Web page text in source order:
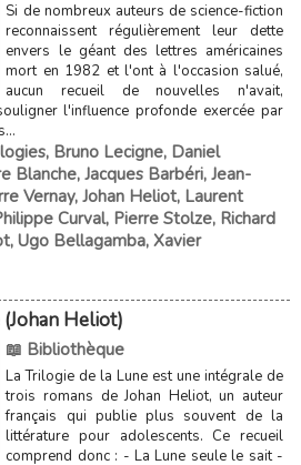
Si de nombreux auteurs de science-fiction
reconnaissent régulièrement leur dette
envers le géant des lettres américaines
mort en 1982 et l'ont à l'occasion salué,
aucun recueil de nouvelles n'avait,
l'influence profonde exercée par
, Bruno Lecigne, Daniel
Blanche, Jacques Barbéri, Jean-
Vernay, Johan Heliot, Laurent
Curval, Pierre Stolze, Richard
, Ugo Bellagamba, Xavier
Heliot)
📖 Bibliothèque
La Trilogie de la Lune est une intégrale de
trois romans de Johan Heliot, un auteur
français qui publie plus souvent de la
littérature pour adolescents. Ce recueil
comprend donc : - La Lune seule le sait -